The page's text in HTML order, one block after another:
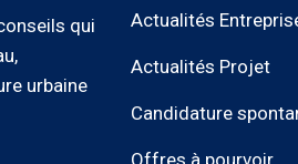
qui
urbaine
Actualités
Actualités Projet
Candidature
Offres à pourvoir